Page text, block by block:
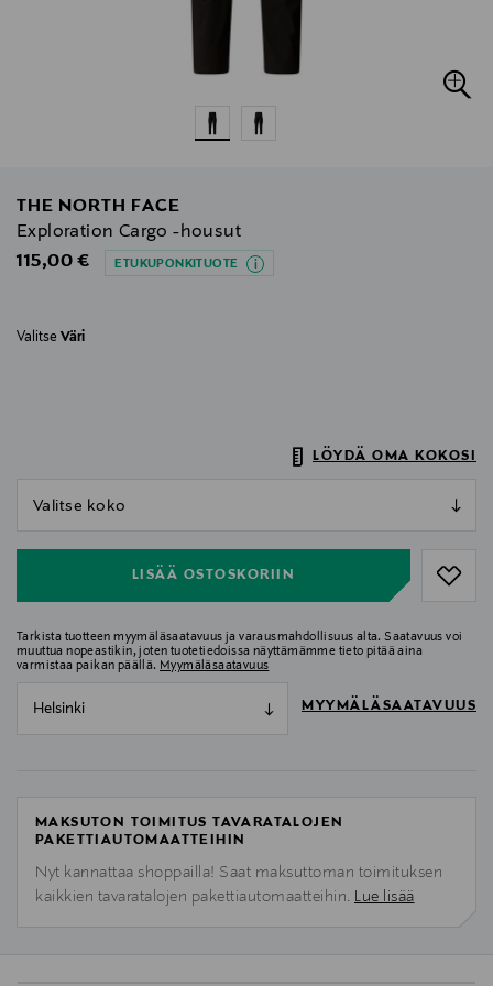
THE NORTH FACE
Exploration Cargo -housut
Original Price
115,00 € ETUKUPONKITUOTE
Valitse Väri
LÖYDÄ OMA KOKOSI
LISÄÄ OSTOSKORIIN
Tarkista tuotteen myymäläsaatavuus ja varausmahdollisuus alta. Saatavuus voi
muuttua nopeastikin, joten tuotetiedoissa näyttämämme tieto pitää aina
varmistaa paikan päällä. Myymäläsaatavuus
Helsinki MYYMÄLÄSAATAVUUS
MAKSUTON TOIMITUS TAVARATALOJEN
PAKETTIAUTOMAATTEIHIN
Nyt kannattaa shoppailla! Saat maksuttoman toimituksen
kaikkien tavaratalojen pakettiautomaatteihin. Lue lisää